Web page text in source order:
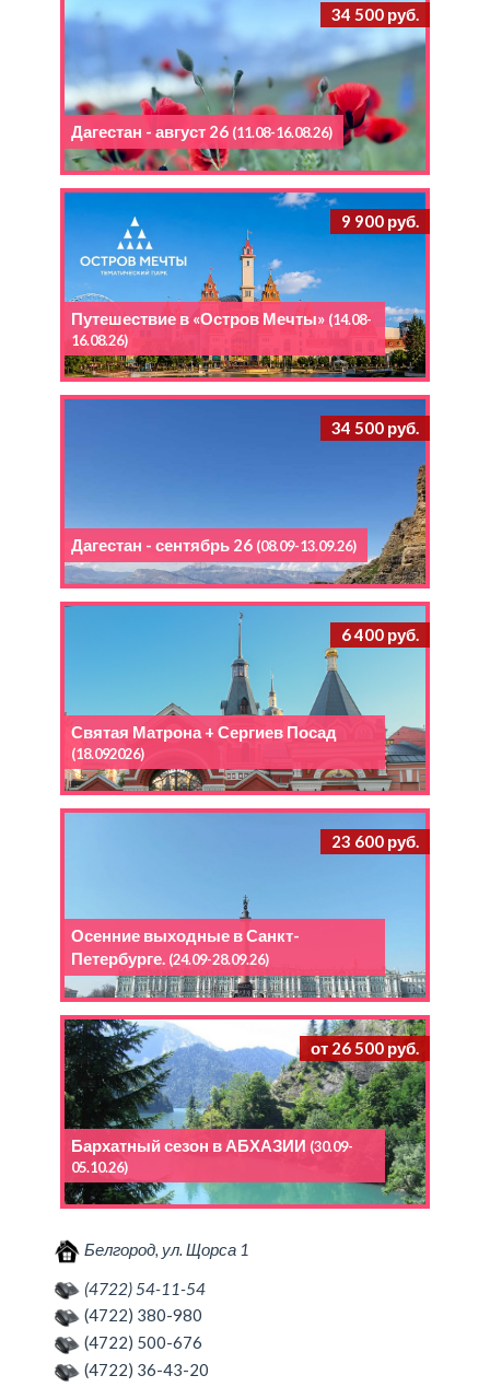
34 500 руб.
Дагестан - август 26 (11.08-16.08.26)
9 900 руб.
Путешествие в «Остров Мечты» (14.08-
16.08.26)
34 500 руб.
Дагестан - сентябрь 26 (08.09-13.09.26)
6 400 руб.
Святая Матрона + Сергиев Посад
(18.092026)
23 600 руб.
Осенние выходные в Санкт-
Петербурге. (24.09-28.09.26)
от 26 500 руб.
Бархатный сезон в АБХАЗИИ (30.09-
05.10.26)
Белгород, ул. Щорса 1
(4722) 54-11-54
(4722) 380-980
(4722) 500-676
(4722) 36-43-20